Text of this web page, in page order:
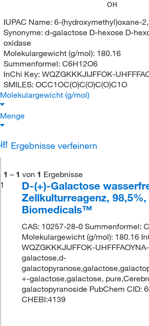
OH
IUPAC Name: 6-(hydroxymethyl)oxane-
Synonyme: d-galactose D-hexose D-
oxidase
Molekulargewicht (g/mol): 180.16
Summenformel: C6H12O6
InChi Key: WQZGKKKJIJFFOK-
SMILES: OCC1OC(O)C(O)C(O)C1O
Molekulargewicht (g/mol)
Menge
Ergebnisse verfeinern
1 – 1 von 1 Ergebnisse
1
D-(+)-Galactose
Zellkulturreagenz, 98,5%,
Biomedicals™
CAS: 10257-28-0 Summenformel:
Molekulargewicht (g/mol): 180.16
WQZGKKKJIJFFOK-
galactose,d-
+-galactose,galactose,
galactopyranoside PubChem CID:
CHEBI:4139